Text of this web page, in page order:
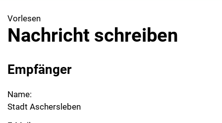
Vorlesen
Nachricht schreiben
Empfänger
Name:
Stadt Aschersleben